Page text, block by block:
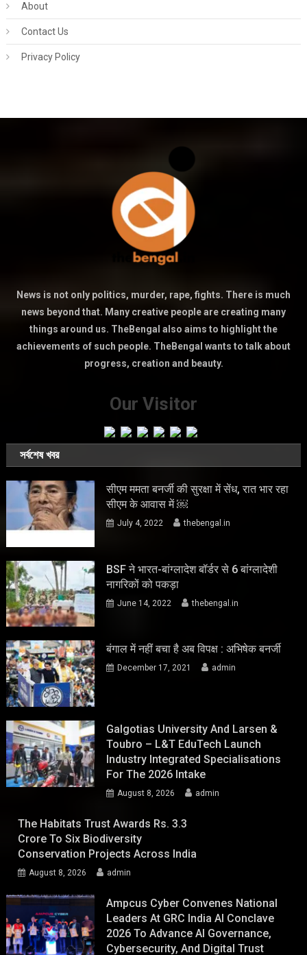
About
Contact Us
Privacy Policy
News is not only politics, murder, rape, fights. There is much
news beyond that. Many creative people are creating many
things around us. TheBengal also aims to highlight the
achievements of such people. TheBengal wants to talk about
progress, creation and beauty.
Our Visitor
সর্বশেষ খবর
सीएम ममता बनर्जी की सुरक्षा में सेंध, रात भार रहा
सीएम के आवास में ￼
July 4, 2022 thebengal.in
BSF ने भारत-बांग्लादेश बॉर्डर से 6 बांग्लादेशी
नागरिकों को पकड़ा
June 14, 2022 thebengal.in
बंगाल में नहीं बचा है अब विपक्ष : अभिषेक बनर्जी
December 17, 2021 admin
Galgotias University And Larsen &
Toubro – L&T EduTech Launch
Industry Integrated Specialisations
For The 2026 Intake
August 8, 2026 admin
The Habitats Trust Awards Rs. 3.3
Crore To Six Biodiversity
Conservation Projects Across India
August 8, 2026 admin
Ampcus Cyber Convenes National
Leaders At GRC India AI Conclave
2026 To Advance AI Governance,
Cybersecurity, And Digital Trust